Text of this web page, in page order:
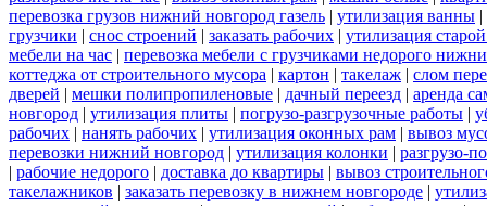
перевозка грузов нижний новгород газель | утилизация ванны |
грузчики | снос строений | заказать рабочих | утилизация
мебели на час | перевозка мебели с грузчиками недорого
коттеджа от строительного мусора | картон | такелаж | слом
дверей | мешки полипропиленовые | дачный переезд | аренда
новгород | утилизация плиты | погрузо-разгрузочные работы |
рабочих | нанять рабочих | утилизация оконных рам | вывоз
перевозки нижний новгород | утилизация колонки | разгрузо-
| рабочие недорого | доставка до квартиры | вывоз
такелажников | заказать перевозку в нижнем новгороде |